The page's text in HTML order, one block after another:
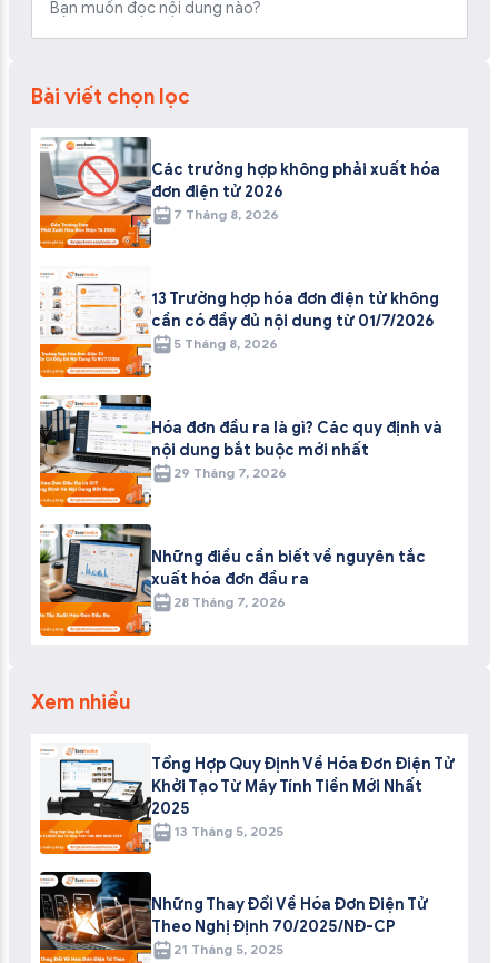
Bài viết chọn lọc
Các trường hợp không phải xuất hóa
đơn điện tử 2026
7 Tháng 8, 2026
13 Trường hợp hóa đơn điện tử không
cần có đầy đủ nội dung từ 01/7/2026
5 Tháng 8, 2026
Hóa đơn đầu ra là gì? Các quy định và
nội dung bắt buộc mới nhất
29 Tháng 7, 2026
Những điều cần biết về nguyên tắc
xuất hóa đơn đầu ra
28 Tháng 7, 2026
Xem nhiều
Tổng Hợp Quy Định Về Hóa Đơn Điện Tử
Khởi Tạo Từ Máy Tính Tiền Mới Nhất
2025
13 Tháng 5, 2025
Những Thay Đổi Về Hóa Đơn Điện Tử
Theo Nghị Định 70/2025/NĐ-CP
21 Tháng 5, 2025